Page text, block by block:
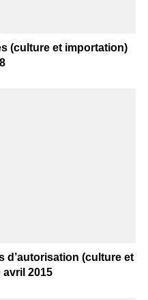
(culture et importation)
d’autorisation (culture et
avril 2015